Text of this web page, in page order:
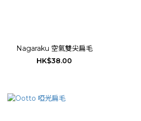
Nagaraku 空氣雙尖扁毛
HK$38.00